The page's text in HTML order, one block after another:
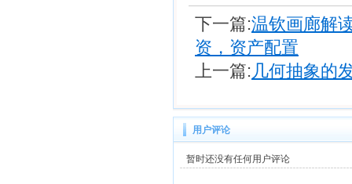
下一篇:温钦画廊解
资，资产配置
上一篇: 几何抽象的
用户评论
暂时还没有任何用户评论